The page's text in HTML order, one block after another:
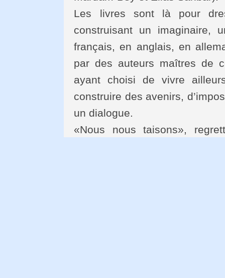
Les livres sont là pour
construisant un imaginaire,
français, en anglais, en
par des auteurs maîtres de
ayant choisi de vivre
construire des avenirs,
un dialogue.
«Nous nous taisons»,